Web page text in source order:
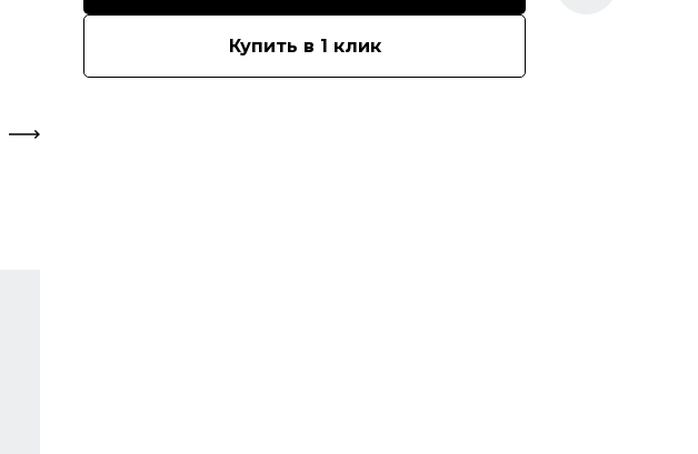
Купить в 1 клик